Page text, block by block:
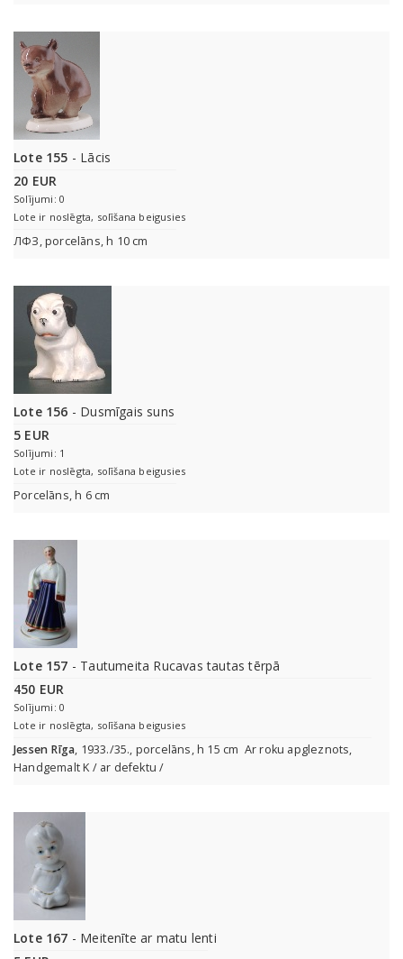
Lote 155 - Lācis
20 EUR
Solījumi: 0
Lote ir noslēgta, solīšana beigusies
ЛФЗ, porcelāns, h 10 cm
Lote 156 - Dusmīgais suns
5 EUR
Solījumi: 1
Lote ir noslēgta, solīšana beigusies
Porcelāns, h 6 cm
Lote 157 - Tautumeita Rucavas tautas tērpā
450 EUR
Solījumi: 0
Lote ir noslēgta, solīšana beigusies
Jessen Rīga, 1933./35., porcelāns, h 15 cm Ar roku apgleznots,
Handgemalt K / ar defektu /
Lote 167 - Meitenīte ar matu lenti